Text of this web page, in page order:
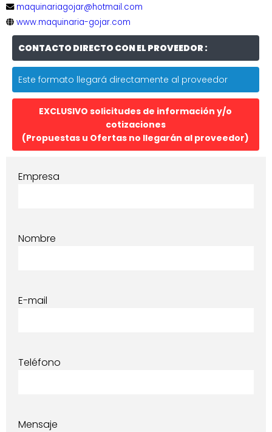
maquinariagojar@hotmail.com
www.maquinaria-gojar.com
CONTACTO DIRECTO CON EL PROVEEDOR :
Este formato llegará directamente al proveedor
EXCLUSIVO solicitudes de información y/o
cotizaciones
(Propuestas u Ofertas no llegarán al proveedor)
Empresa
Nombre
E-mail
Teléfono
Mensaje